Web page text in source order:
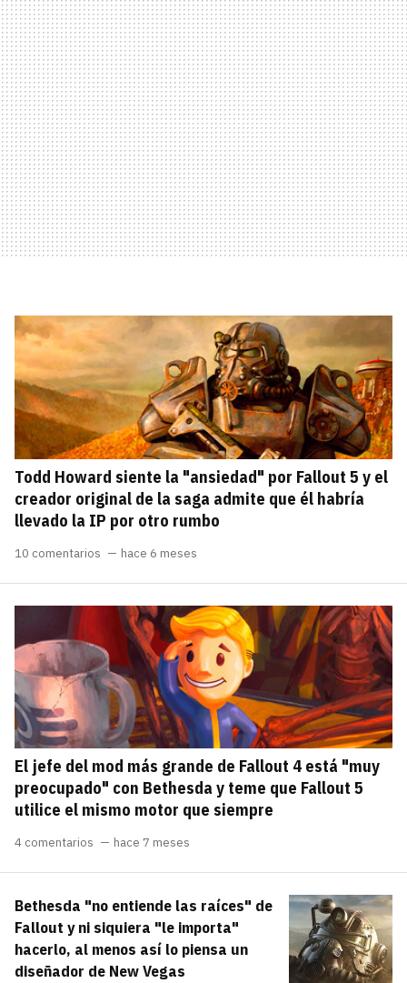
Todd Howard siente la "ansiedad" por Fallout 5 y el
creador original de la saga admite que él habría
llevado la IP por otro rumbo
10 comentarios hace 6 meses
El jefe del mod más grande de Fallout 4 está "muy
preocupado" con Bethesda y teme que Fallout 5
utilice el mismo motor que siempre
4 comentarios hace 7 meses
Bethesda "no entiende las raíces" de
Fallout y ni siquiera "le importa"
hacerlo, al menos así lo piensa un
diseñador de New Vegas